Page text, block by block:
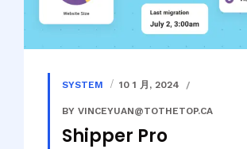
SYSTEM 10 1 月, 2024
BY VINCEYUAN@TOTHETOP.CA
Shipper Pro